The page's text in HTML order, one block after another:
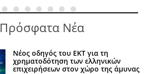
Πρόσφατα Νέα
Νέος οδηγός του ΕΚΤ για τη
χρηματοδότηση των ελληνικών
επιχειρήσεων στον χώρο της άμυνας